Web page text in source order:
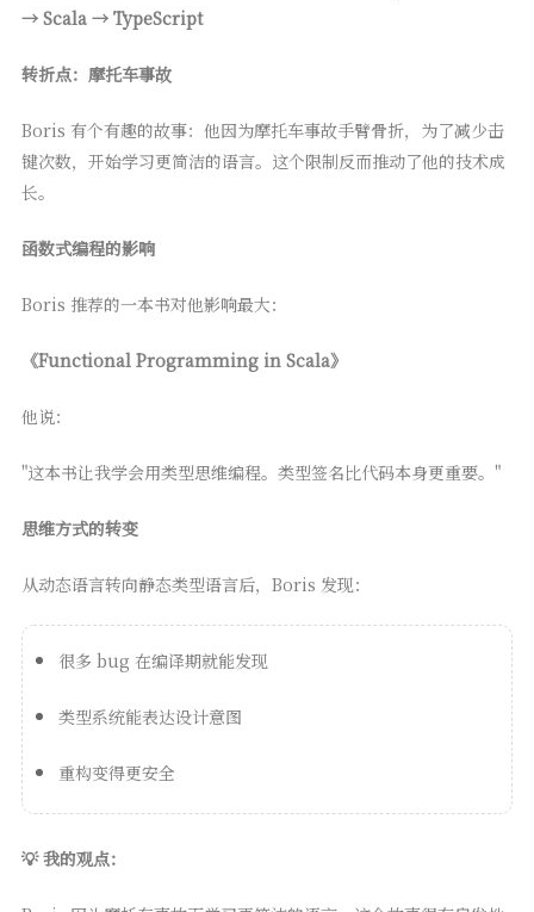
→ Scala → TypeScript
转折点：摩托车事故
Boris 有个有趣的故事：他因为摩托车事故手臂骨折，为了减少击
键次数，开始学习更简洁的语言。这个限制反而推动了他的技术成
长。
函数式编程的影响
Boris 推荐的一本书对他影响最大：
《Functional Programming in Scala》
他说：
"这本书让我学会用类型思维编程。类型签名比代码本身更重要。"
思维方式的转变
从动态语言转向静态类型语言后，Boris 发现：
很多 bug 在编译期就能发现
类型系统能表达设计意图
重构变得更安全
💡 我的观点：